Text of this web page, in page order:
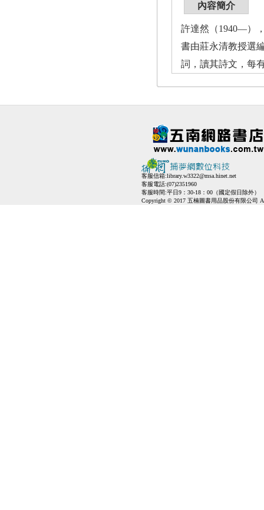
內容簡介
許達然（1940—）
書由莊永清教授選
詞，讀其詩文，每
客服信箱:library.w3322@msa.hinet.net
客服電話:(07)2351960
客服時間:平日9：30-18：00（國定假日除外）
Copyright © 2017 五楠圖書用品股份有限公司